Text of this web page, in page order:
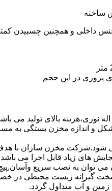
ساخته
داخلی و همچنین چسبیدن
پروری در این حجم
بالای تولید می
و اندازه مخزن بستگی
شود.شرکت مخزن سازان با
های زیاد قابل اجرا می
به نصب سریع وآسان,پیچ و
گیرانه زیست محیطی در
زمین و آب متداول گردد.